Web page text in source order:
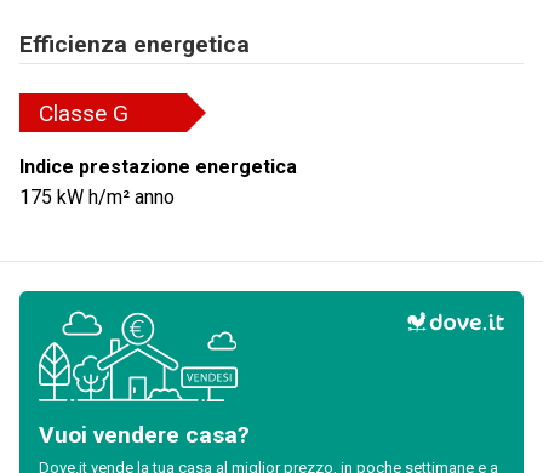
Efficienza energetica
Classe G
Indice prestazione energetica
175 kW h/m² anno
Vuoi vendere casa?
Dove.it vende la tua casa al miglior prezzo, in poche settimane e a